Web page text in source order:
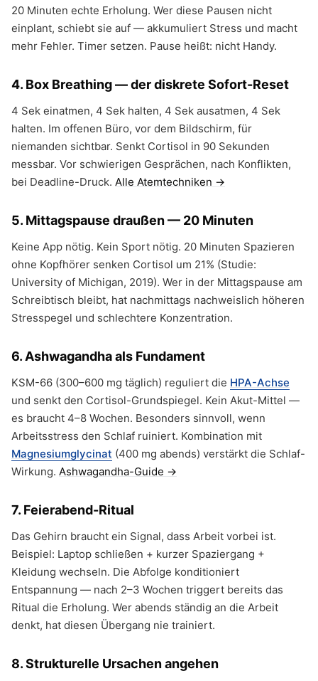
20 Minuten echte Erholung. Wer diese Pausen nicht
einplant, schiebt sie auf — akkumuliert Stress und macht
mehr Fehler. Timer setzen. Pause heißt: nicht Handy.
4. Box Breathing — der diskrete Sofort-Reset
4 Sek einatmen, 4 Sek halten, 4 Sek ausatmen, 4 Sek
halten. Im offenen Büro, vor dem Bildschirm, für
niemanden sichtbar. Senkt Cortisol in 90 Sekunden
messbar. Vor schwierigen Gesprächen, nach Konflikten,
bei Deadline-Druck. Alle Atemtechniken →
5. Mittagspause draußen — 20 Minuten
Keine App nötig. Kein Sport nötig. 20 Minuten Spazieren
ohne Kopfhörer senken Cortisol um 21% (Studie:
University of Michigan, 2019). Wer in der Mittagspause am
Schreibtisch bleibt, hat nachmittags nachweislich höheren
Stresspegel und schlechtere Konzentration.
6. Ashwagandha als Fundament
KSM-66 (300–600 mg täglich) reguliert die HPA-Achse
und senkt den Cortisol-Grundspiegel. Kein Akut-Mittel —
es braucht 4–8 Wochen. Besonders sinnvoll, wenn
Arbeitsstress den Schlaf ruiniert. Kombination mit
Magnesiumglycinat (400 mg abends) verstärkt die Schlaf-
Wirkung. Ashwagandha-Guide →
7. Feierabend-Ritual
Das Gehirn braucht ein Signal, dass Arbeit vorbei ist.
Beispiel: Laptop schließen + kurzer Spaziergang +
Kleidung wechseln. Die Abfolge konditioniert
Entspannung — nach 2–3 Wochen triggert bereits das
Ritual die Erholung. Wer abends ständig an die Arbeit
denkt, hat diesen Übergang nie trainiert.
8. Strukturelle Ursachen angehen